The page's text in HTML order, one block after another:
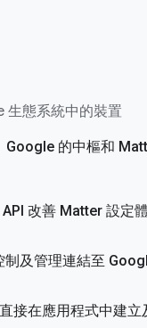
生態系統中的裝置
Google 的中樞和
改善 Matter 設定
制及管理連結至
接在應用程式中建立